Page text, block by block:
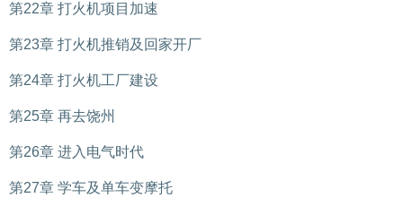
第22章 打火机项目加速
第23章 打火机推销及回家开厂
第24章 打火机工厂建设
第25章 再去饶州
第26章 进入电气时代
第27章 学车及单车变摩托